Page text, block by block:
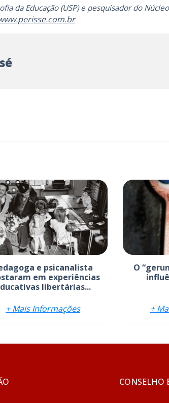
da Educação (USP) e pesquisador do Núcleo
e psicanalista
em experiências
libertárias...
+ Mais Informações
O
+
CONSELHO